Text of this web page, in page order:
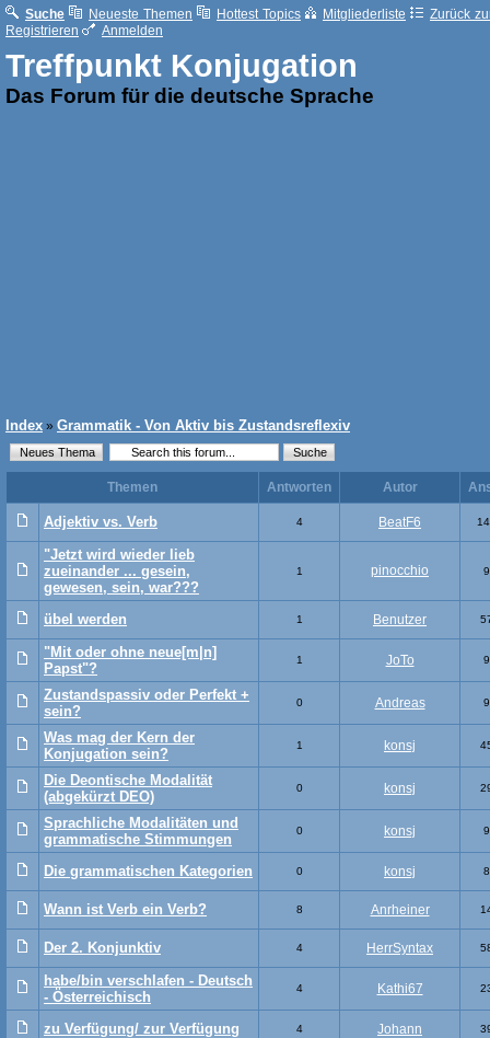
Suche Neueste Themen Hottest Topics Mitgliederliste
Zurück
Registrieren
Anmelden
Treffpunkt Konjugation
Das Forum für die deutsche Sprache
Index » Grammatik - Von Aktiv bis Zustandsreflexiv
Themen Antworten Autor
Adjektiv vs. Verb 4 BeatF6
"Jetzt wird wieder lieb
zueinander ... gesein,
gewesen, sein, war???
1 pinocchio
übel werden 1 Benutzer
"Mit oder ohne neue[m|n]
Papst"?
1 JoTo
Zustandspassiv oder Perfekt +
sein?
0 Andreas
Was mag der Kern der
Konjugation sein?
1 konsj
Die Deontische Modalität
(abgekürzt DEO)
0 konsj
Sprachliche Modalitäten und
grammatische Stimmungen
0 konsj
Die grammatischen Kategorien 0 konsj
Wann ist Verb ein Verb? 8 Anrheiner
Der 2. Konjunktiv 4 HerrSyntax
habe/bin verschlafen - Deutsch
- Österreichisch
4 Kathi67
zu Verfügung/ zur Verfügung 4 Johann